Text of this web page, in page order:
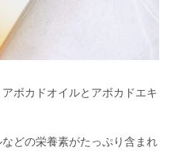
ボカドオイルとアボカドエキ
どの栄養素がたっぷり含まれ